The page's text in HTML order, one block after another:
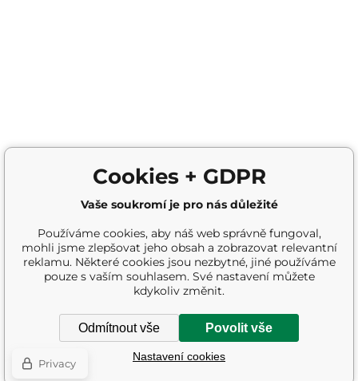
Cookies + GDPR
Vaše soukromí je pro nás důležité
Používáme cookies, aby náš web správně fungoval,
mohli jsme zlepšovat jeho obsah a zobrazovat relevantní
reklamu. Některé cookies jsou nezbytné, jiné používáme
pouze s vaším souhlasem. Své nastavení můžete
kdykoliv změnit.
Odmítnout vše Povolit vše
Nastavení cookies
Privacy